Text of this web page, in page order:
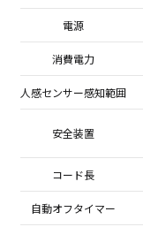
電源
消費電力
人感センサー感知範囲
安全装置
コード長
自動オフタイマー